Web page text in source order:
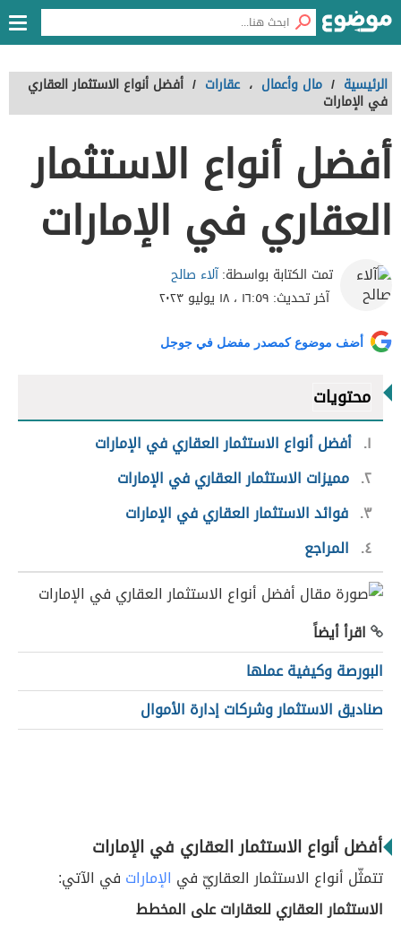
الرئيسية / مال وأعمال ، عقارات / أفضل أنواع الاستثمار العقاري
في الإمارات
أفضل أنواع الاستثمار
العقاري في الإمارات
تمت الكتابة بواسطة:آلاء صالح
آخر تحديث: ١٦:٥٩ ، ١٨ يوليو ٢٠٢٣
أضف موضوع كمصدر مفضل في جوجل
محتويات
١ أفضل أنواع الاستثمار العقاري في الإمارات
٢ مميزات الاستثمار العقاري في الإمارات
٣ فوائد الاستثمار العقاري في الإمارات
٤
المراجع
اقرأ أيضاً
البورصة وكيفية عملها
صناديق الاستثمار وشركات إدارة الأموال
أفضل أنواع الاستثمار العقاري في الإمارات
تتمثّل أنواع الاستثمار العقاريّ في الإمارات في الآتي:
الاستثمار العقاري للعقارات على المخطط